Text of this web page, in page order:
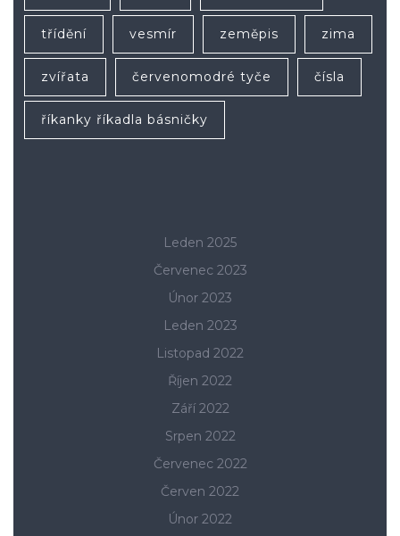
třídění vesmír zeměpis zima
zvířata červenomodré tyče čísla
říkanky říkadla básničky
Leden 2025
Červenec 2023
Únor 2023
Leden 2023
Listopad 2022
Říjen 2022
Září 2022
Srpen 2022
Červenec 2022
Červen 2022
Únor 2022